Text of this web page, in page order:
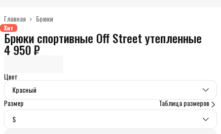
Брюки
Главная ›
Хит
Брюки спортивные Off Street утепленные
4 950 ₽
Цвет
Красный
Размер
Таблица размеров
S